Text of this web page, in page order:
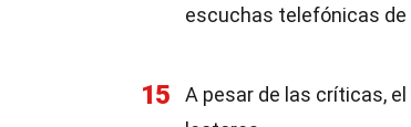
escuchas telefónicas de
15
A pesar de las críticas,